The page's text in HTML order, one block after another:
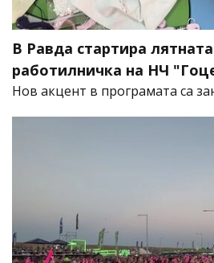
В Равда стартира
работилничка на НЧ
Нов акцент в програмата са